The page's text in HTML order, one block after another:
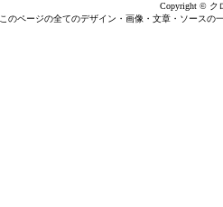
Copyright © ク
このページの全てのデザイン・画像・文章・ソース